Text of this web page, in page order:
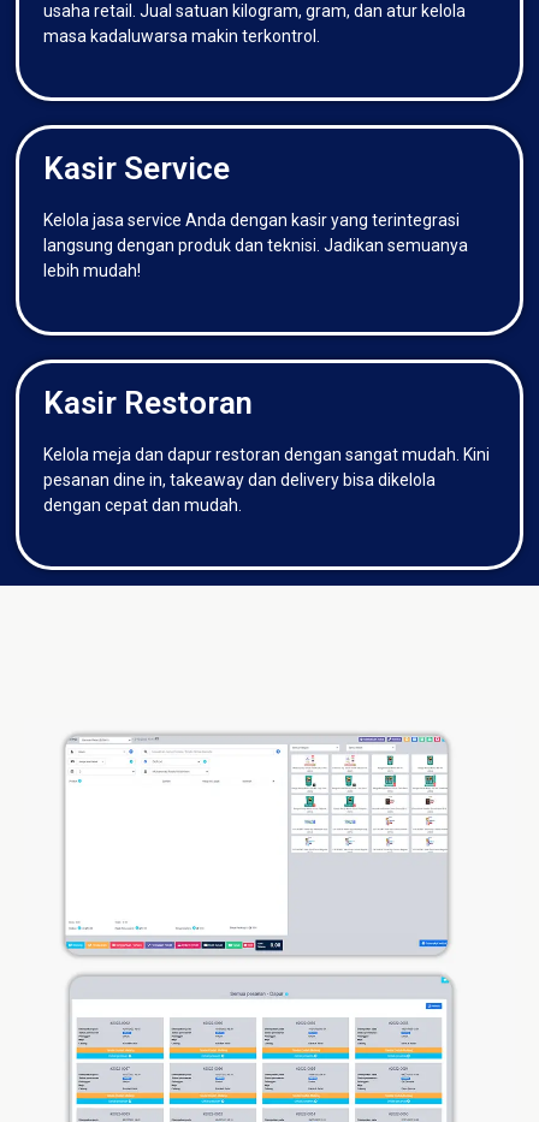
usaha retail. Jual satuan kilogram, gram, dan atur kelola
masa kadaluwarsa makin terkontrol.
Kasir Service
Kelola jasa service Anda dengan kasir yang terintegrasi
langsung dengan produk dan teknisi. Jadikan semuanya
lebih mudah!
Kasir Restoran
Kelola meja dan dapur restoran dengan sangat mudah. Kini
pesanan dine in, takeaway dan delivery bisa dikelola
dengan cepat dan mudah.